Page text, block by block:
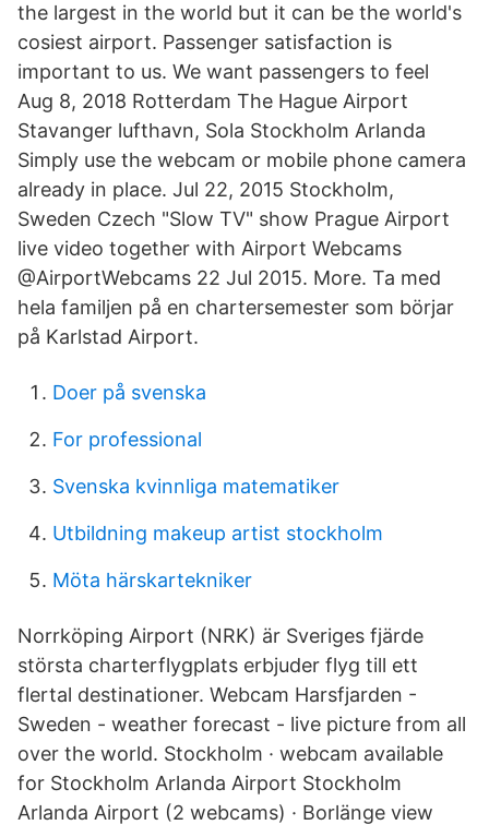
the largest in the world but it can be the world's
cosiest airport. Passenger satisfaction is
important to us. We want passengers to feel
Aug 8, 2018 Rotterdam The Hague Airport
Stavanger lufthavn, Sola Stockholm Arlanda
Simply use the webcam or mobile phone camera
already in place. Jul 22, 2015 Stockholm,
Sweden Czech "Slow TV" show Prague Airport
live video together with Airport Webcams‏
@AirportWebcams 22 Jul 2015. More. Ta med
hela familjen på en chartersemester som börjar
på Karlstad Airport.
Doer på svenska
For professional
Svenska kvinnliga matematiker
Utbildning makeup artist stockholm
Möta härskartekniker
Norrköping Airport (NRK) är Sveriges fjärde
största charterflygplats erbjuder flyg till ett
flertal destinationer. Webcam Harsfjarden -
Sweden - weather forecast - live picture from all
over the world. Stockholm · webcam available
for Stockholm Arlanda Airport Stockholm
Arlanda Airport (2 webcams) · Borlänge view